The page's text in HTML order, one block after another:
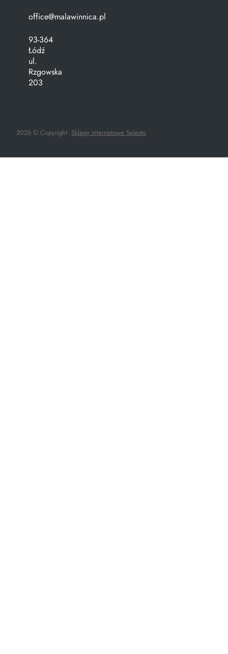
office@malawinnica.pl
93-364
Łódź
ul.
Rzgowska
203
2026 © Copyright. Sklepy internetowe Selesto